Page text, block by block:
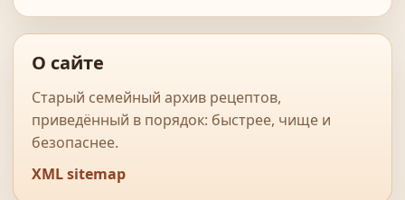
О сайте
Старый семейный архив рецептов,
приведённый в порядок: быстрее, чище и
безопаснее.
XML sitemap